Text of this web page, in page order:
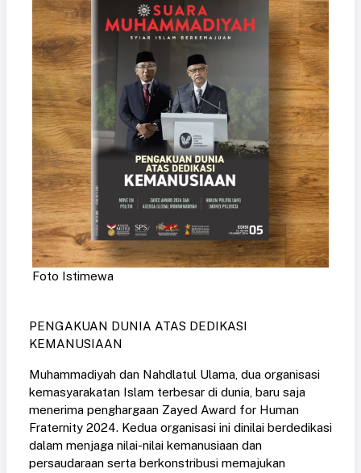
Foto Istimewa
PENGAKUAN DUNIA ATAS DEDIKASI
KEMANUSIAAN
Muhammadiyah dan Nahdlatul Ulama, dua organisasi
kemasyarakatan Islam terbesar di dunia, baru saja
menerima penghargaan Zayed Award for Human
Fraternity 2024. Kedua organisasi ini dinilai berdedikasi
dalam menjaga nilai-nilai kemanusiaan dan
persaudaraan serta berkonstribusi memajukan